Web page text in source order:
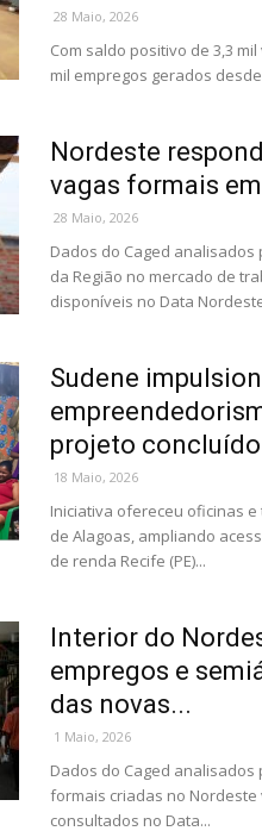
28 Maio, 2026
Com saldo positivo de 3,3
mil empregos gerados
Nordeste
vagas formais
28 Maio, 2026
Dados do Caged
da Região no mercado de
disponíveis no Data Nordeste
Sudene
projeto
18 Maio, 2026
Iniciativa ofereceu oficinas
de Alagoas, ampliando
de renda Recife (PE)...
Interior do
empregos e
das novas...
1 Maio, 2026
Dados do Caged analisados
formais criadas no
consultados no Data...